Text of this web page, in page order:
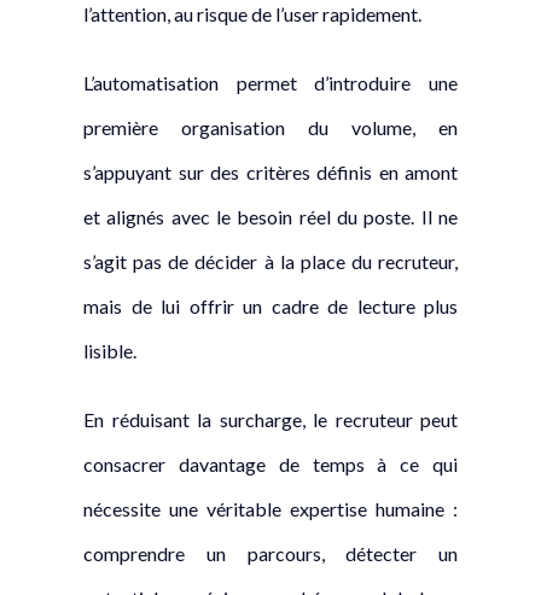
l’attention, au risque de l’user rapidement.
L’automatisation permet d’introduire une
première organisation du volume, en
s’appuyant sur des critères définis en amont
et alignés avec le besoin réel du poste. Il ne
s’agit pas de décider à la place du recruteur,
mais de lui offrir un cadre de lecture plus
lisible.
En réduisant la surcharge, le recruteur peut
consacrer davantage de temps à ce qui
nécessite une véritable expertise humaine :
comprendre un parcours, détecter un